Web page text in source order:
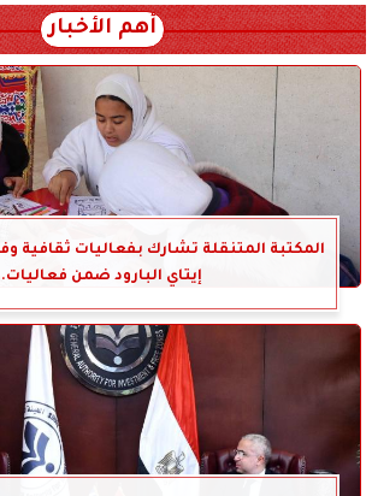
أهم الأخبار
المكتبة المتنقلة تشارك بفعاليات ثقافية
إيتاي البارود ضمن